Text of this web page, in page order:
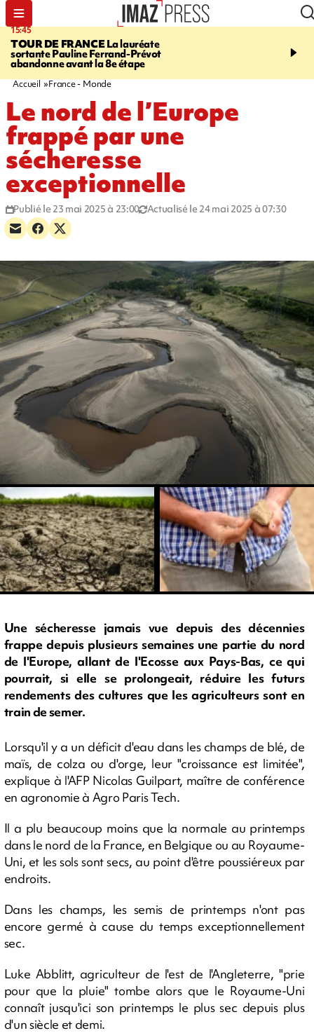
15:45
TOUR DE FRANCELa lauréate
sortante Pauline Ferrand-Prévot
abandonne avant la 8e étape
20:17
routière, concours de
Accueil France - Monde
Le nord de l’Europe
frappé par une
sécheresse
exceptionnelle
Publié le 23 mai 2025 à 23:00 Actualisé le 24 mai 2025 à 07:30
Une sécheresse jamais vue depuis des décennies
frappe depuis plusieurs semaines une partie du nord
de l'Europe, allant de l'Ecosse aux Pays-Bas, ce qui
pourrait, si elle se prolongeait, réduire les futurs
rendements des cultures que les agriculteurs sont en
train de semer.
Lorsqu'il y a un déficit d'eau dans les champs de blé, de
maïs, de colza ou d'orge, leur "croissance est limitée",
explique à l'AFP Nicolas Guilpart, maître de conférence
en agronomie à Agro Paris Tech.
Il a plu beaucoup moins que la normale au printemps
dans le nord de la France, en Belgique ou au Royaume-
Uni, et les sols sont secs, au point d'être poussiéreux par
endroits.
Dans les champs, les semis de printemps n'ont pas
encore germé à cause du temps exceptionnellement
sec.
Luke Abblitt, agriculteur de l'est de l'Angleterre, "prie
pour que la pluie" tombe alors que le Royaume-Uni
connaît jusqu'ici son printemps le plus sec depuis plus
d'un siècle et demi.